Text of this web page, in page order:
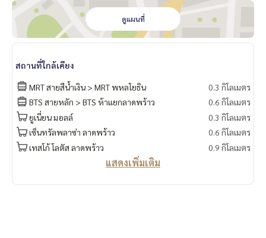
Tel : 093-943-4388
What App
+6693-943-4388
LINE ID : @BPP2019
#Tee
ดูแผนที่
สถานที่ใกล้เคียง
MRT สายสีน้ำเงิน > MRT พหลโยธิน
0.3 กิโลเมตร
BTS สายหลัก > BTS ห้าแยกลาดพร้าว
0.6 กิโลเมตร
ยูเนี่ยน มอลล์
0.3 กิโลเมตร
เซ็นทรัลพลาซ่า ลาดพร้าว
0.6 กิโลเมตร
เทสโก้ โลตัส ลาดพร้าว
0.9 กิโลเมตร
แสดงเพิ่มเติม